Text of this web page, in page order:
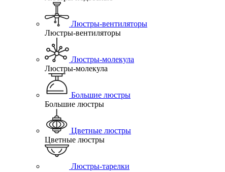
Люстры-вентиляторы
Люстры-вентиляторы
Люстры-молекула
Люстры-молекула
Большие люстры
Большие люстры
Цветные люстры
Цветные люстры
Люстры-тарелки